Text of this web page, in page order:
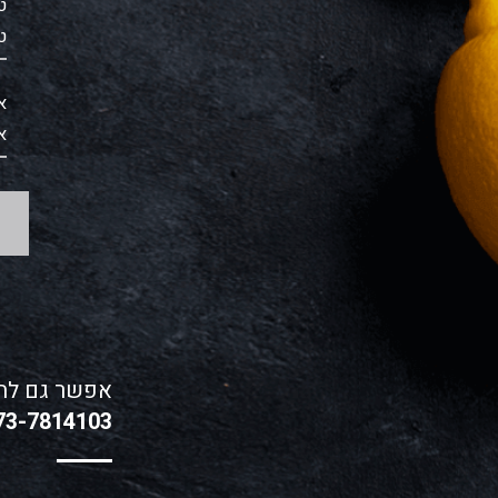
אפשר גם
7814103